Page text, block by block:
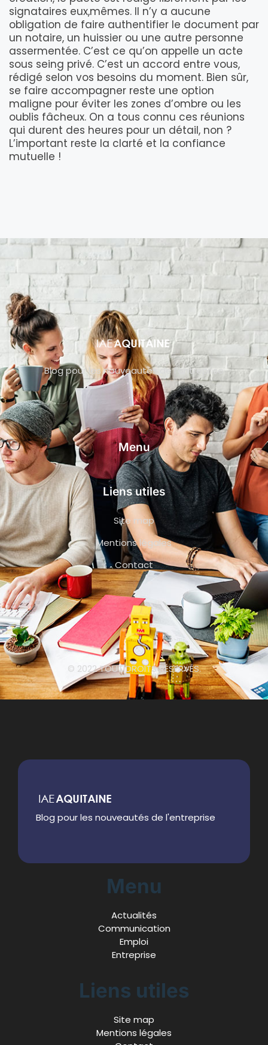
signataires eux,mêmes. Il n’y a aucune
obligation de faire authentifier le document par
un notaire, un huissier ou une autre personne
assermentée. C’est ce qu’on appelle un acte
sous seing privé. C’est un accord entre vous,
rédigé selon vos besoins du moment. Bien sûr,
se faire accompagner reste une option
maligne pour éviter les zones d’ombre ou les
oublis fâcheux. On a tous connu ces réunions
qui durent des heures pour un détail, non ?
L’important reste la clarté et la confiance
mutuelle !
Blog pour les nouveautés de l’entreprise
Menu
Liens utiles
Site map
Mentions légales
Contact
© 2022 TOUT DROITS RÉSERVÉS.
Blog pour les nouveautés de l'entreprise
Menu
Actualités
Communication
Emploi
Entreprise
Liens utiles
Site map
Mentions légales